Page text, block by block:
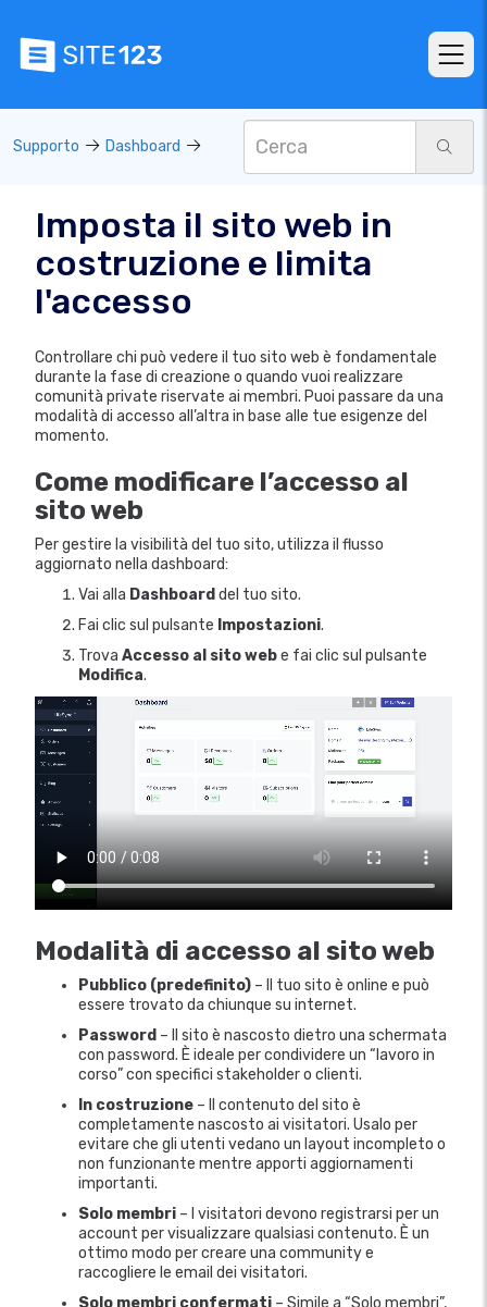
Supporto Dashboard
Imposta il sito web in
costruzione e limita
l'accesso
Controllare chi può vedere il tuo sito web è fondamentale
durante la fase di creazione o quando vuoi realizzare
comunità private riservate ai membri. Puoi passare da una
modalità di accesso all’altra in base alle tue esigenze del
momento.
Come modificare l’accesso al
sito web
Per gestire la visibilità del tuo sito, utilizza il flusso
aggiornato nella dashboard:
Vai alla Dashboard del tuo sito.
Fai clic sul pulsante Impostazioni.
Trova Accesso al sito webe fai clic sul pulsante
Modifica.
Modalità di accesso al sito web
Pubblico (predefinito) – Il tuo sito è online e può
essere trovato da chiunque su internet.
Password – Il sito è nascosto dietro una schermata
con password. È ideale per condividere un “lavoro in
corso” con specifici stakeholder o clienti.
In costruzione – Il contenuto del sito è
completamente nascosto ai visitatori. Usalo per
evitare che gli utenti vedano un layout incompleto o
non funzionante mentre apporti aggiornamenti
importanti.
Solo membri – I visitatori devono registrarsi per un
account per visualizzare qualsiasi contenuto. È un
ottimo modo per creare una community e
raccogliere le email dei visitatori.
Solo membri confermati – Simile a “Solo membri”,